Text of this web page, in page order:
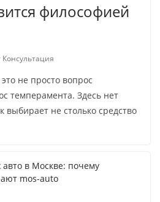
философией
не просто вопрос
темперамента. Здесь нет
выбирает не столько средство
в Москве: почему
mos-auto